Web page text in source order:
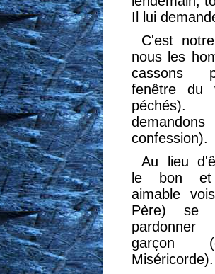
Il lui
C'est
nous les
cassons
fenêtre du
confession).
Au lieu
le bon et
aimable
Père) se
garçon
Miséricorde).